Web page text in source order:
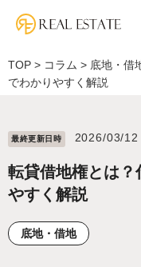
TOP > コラム > 底地・借
でわかりやすく解説
最終更新⽇時 2026/03/12
転貸借地権とは？
やすく解説
底地・借地